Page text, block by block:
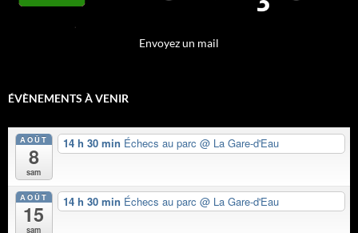
Envoyez un mail
ÉVÈNEMENTS À VENIR
AOÛT
8
sam
14 h 30 min Échecs au parc @ La Gare-d'Eau
AOÛT
15
sam
14 h 30 min Échecs au parc @ La Gare-d'Eau